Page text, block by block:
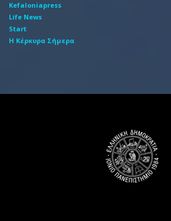
Kefaloniapress
Life News
Start
Η Κέρκυρα Σήμερα